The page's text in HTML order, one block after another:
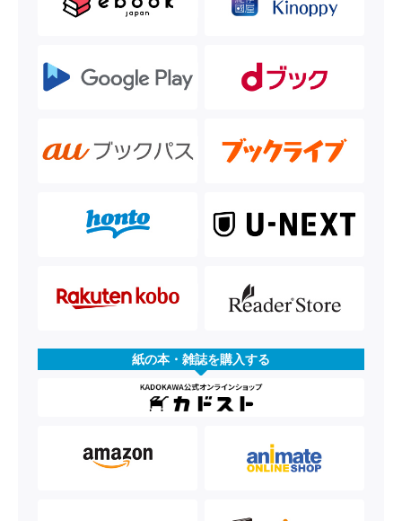
紙の本・雑誌を購入する